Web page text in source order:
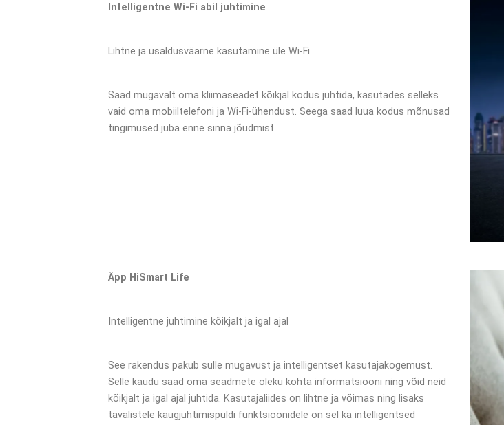
Intelligentne Wi-Fi abil juhtimine
Lihtne ja usaldusväärne kasutamine üle Wi-Fi
Saad mugavalt oma kliimaseadet kõikjal kodus juhtida, kasutades selleks
vaid oma mobiiltelefoni ja Wi-Fi-ühendust. Seega saad luua kodus mõnusad
tingimused juba enne sinna jõudmist.
Äpp HiSmart Life
Intelligentne juhtimine kõikjalt ja igal ajal
See rakendus pakub sulle mugavust ja intelligentset kasutajakogemust.
Selle kaudu saad oma seadmete oleku kohta informatsiooni ning võid neid
kõikjalt ja igal ajal juhtida. Kasutajaliides on lihtne ja võimas ning lisaks
tavalistele kaugjuhtimispuldi funktsioonidele on sel ka intelligentsed